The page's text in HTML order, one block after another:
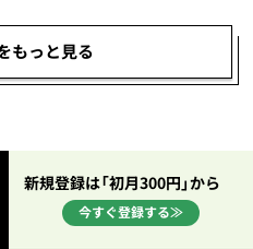
もっと見る
新規登録は「初月300円」から
今すぐ登録する≫